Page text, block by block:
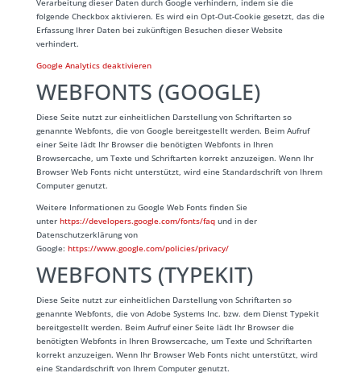
Verarbeitung dieser Daten durch Google verhindern, indem sie die
folgende Checkbox aktivieren. Es wird ein Opt-Out-Cookie gesetzt, das die
Erfassung Ihrer Daten bei zukünftigen Besuchen dieser Website
verhindert.
Google Analytics deaktivieren
WEBFONTS (GOOGLE)
Diese Seite nutzt zur einheitlichen Darstellung von Schriftarten so
genannte Webfonts, die von Google bereitgestellt werden. Beim Aufruf
einer Seite lädt Ihr Browser die benötigten Webfonts in Ihren
Browsercache, um Texte und Schriftarten korrekt anzuzeigen. Wenn Ihr
Browser Web Fonts nicht unterstützt, wird eine Standardschrift von Ihrem
Computer genutzt.
Weitere Informationen zu Google Web Fonts finden Sie
unter https://developers.google.com/fonts/faqund in der
Datenschutzerklärung von
Google: https://www.google.com/policies/privacy/
WEBFONTS (TYPEKIT)
Diese Seite nutzt zur einheitlichen Darstellung von Schriftarten so
genannte Webfonts, die von Adobe Systems Inc. bzw. dem Dienst Typekit
bereitgestellt werden. Beim Aufruf einer Seite lädt Ihr Browser die
benötigten Webfonts in Ihren Browsercache, um Texte und Schriftarten
korrekt anzuzeigen. Wenn Ihr Browser Web Fonts nicht unterstützt, wird
eine Standardschrift von Ihrem Computer genutzt.